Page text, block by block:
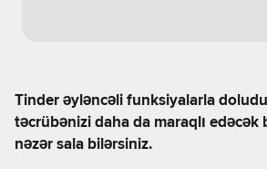
Tinder əyləncəli funksiyalarla
təcrübənizi daha da maraqlı
nəzər sala bilərsiniz.